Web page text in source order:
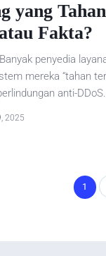
yang
Fakta?
penyedia
mereka “tahan
anti-
2025
1